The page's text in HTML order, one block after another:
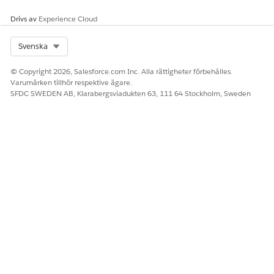
LÖSTE DENNA ARTIKEL DITT PROBLEM?
Berätta för oss vad vi kan förbättra!
Ja
Drivs av Experience Cloud
Svenska
© Copyright 2026, Salesforce.com Inc. Alla rättigheter förbehålles.
Varumärken tillhör respektive ägare.
SFDC SWEDEN AB, Klarabergsviadukten 63, 111 64 Stockholm, Sweden